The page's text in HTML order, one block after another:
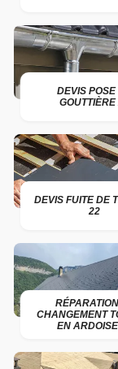
DEVIS POSE
GOUTTIÈRE
DEVIS FUITE DE
22
CHANGEMENT
EN